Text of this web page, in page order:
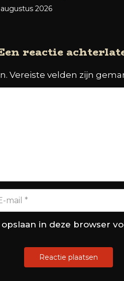
2026
reactie
Vereiste velden zijn
in deze browser